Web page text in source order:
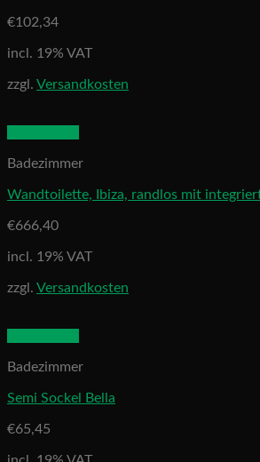
€102,34
incl. 19% VAT
zzgl. Versandkosten
Badezimmer
Wandtoilette, Ibiza, randlos mit
€666,40
incl. 19% VAT
zzgl. Versandkosten
Badezimmer
Semi Sockel Bella
€65,45